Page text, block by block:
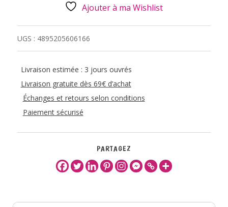
Ajouter à ma Wishlist
UGS : 4895205606166
Livraison estimée : 3 jours ouvrés
Livraison gratuite dès 69€ d’achat
Échanges et retours selon conditions
Paiement sécurisé
PARTAGEZ